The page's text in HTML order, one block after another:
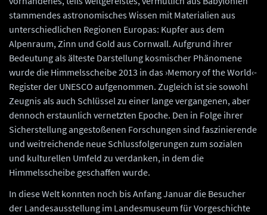
stammendes astronomisches Wissen mit Materialien aus
unterschiedlichen Regionen Europas: Kupfer aus dem
Alpenraum, Zinn und Gold aus Cornwall. Aufgrund ihrer
Bedeutung als älteste Darstellung kosmischer Phänomene
wurde die Himmelsscheibe 2013 in das ›Memory of the World‹-
Register der UNESCO aufgenommen. Zugleich ist sie sowohl
Zeugnis als auch Schlüssel zu einer lange vergangenen, aber
dennoch erstaunlich vernetzten Epoche. Den in Folge ihrer
Sicherstellung angestoßenen Forschungen sind faszinierende
und weitreichende neue Schlussfolgerungen zum sozialen
und kulturellen Umfeld zu verdanken, in dem die
Himmelsscheibe geschaffen wurde.
In diese Welt konnten noch bis Anfang Januar die Besucher
der Landesausstellung im Landesmuseum für Vorgeschichte